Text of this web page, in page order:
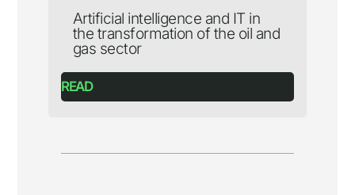
Artificial intelligence and IT in
the transformation of the oil and
gas sector
READ